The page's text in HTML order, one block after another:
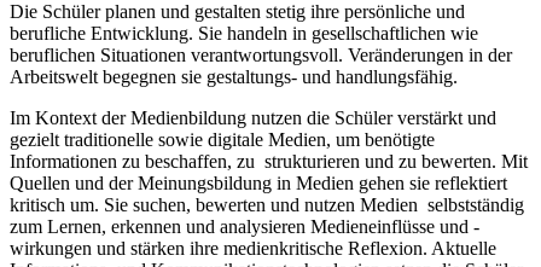
Die Schüler planen und gestalten stetig ihre persönliche und
berufliche Entwicklung. Sie handeln in gesellschaftlichen wie
beruflichen Situationen verantwortungsvoll. Veränderungen in der
Arbeitswelt begegnen sie gestaltungs- und handlungsfähig.
Im Kontext der Medienbildung nutzen die Schüler verstärkt und
gezielt traditionelle sowie digitale Medien, um benötigte
Informationen zu beschaffen, zu strukturieren und zu bewerten. Mit
Quellen und der Meinungsbildung in Medien gehen sie reflektiert
kritisch um. Sie suchen, bewerten und nutzen Medien selbstständig
zum Lernen, erkennen und analysieren Medieneinflüsse und -
wirkungen und stärken ihre medienkritische Reflexion. Aktuelle